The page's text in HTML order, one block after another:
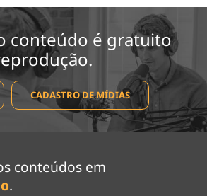
conteúdo é gratuito
CADASTRO DE MÍDIAS
conteúdos em
.